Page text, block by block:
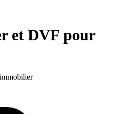
et DVF pour